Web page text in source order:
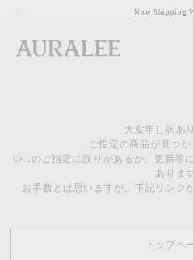
Now Shipping
大変申し訳あ
ご指定の商品が見つか
URLのご指定に誤りがあるか、更新等
ありま
お手数とは思いますが、下記リンク
トップペ